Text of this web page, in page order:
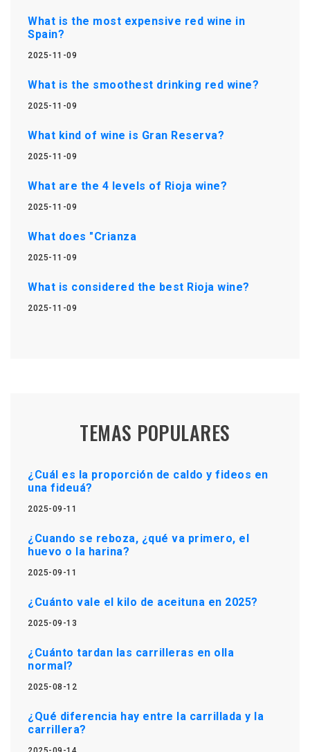
What is the most expensive red wine in
Spain?
2025-11-09
What is the smoothest drinking red wine?
2025-11-09
What kind of wine is Gran Reserva?
2025-11-09
What are the 4 levels of Rioja wine?
2025-11-09
What does "Crianza
2025-11-09
What is considered the best Rioja wine?
2025-11-09
TEMAS POPULARES
¿Cuál es la proporción de caldo y fideos en
una fideuá?
2025-09-11
¿Cuando se reboza, ¿qué va primero, el
huevo o la harina?
2025-09-11
¿Cuánto vale el kilo de aceituna en 2025?
2025-09-13
¿Cuánto tardan las carrilleras en olla
normal?
2025-08-12
¿Qué diferencia hay entre la carrillada y la
carrillera?